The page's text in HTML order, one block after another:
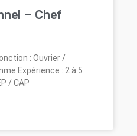
– Chef
: Ouvrier /
Expérience : 2 à 5
/ CAP